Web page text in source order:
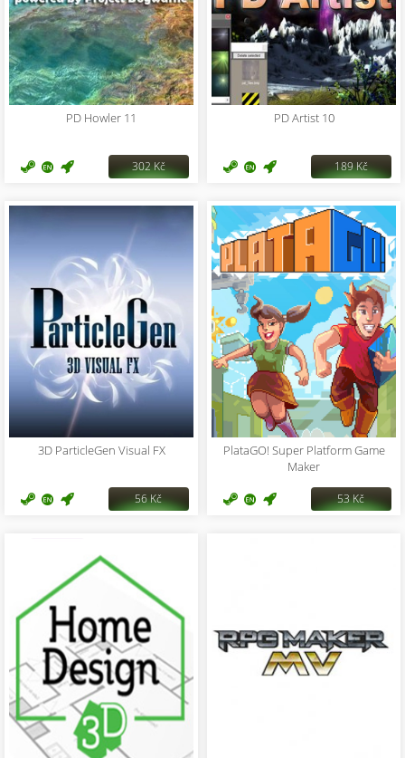
PD Howler 11
302 Kč
PD Artist 10
189 Kč
3D ParticleGen Visual FX
56 Kč
PlataGO! Super Platform Game
Maker
53 Kč